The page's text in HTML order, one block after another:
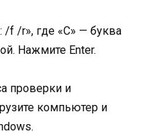
/f /r», где «C» — буква
Нажмите Enter.
проверки и
компьютер и